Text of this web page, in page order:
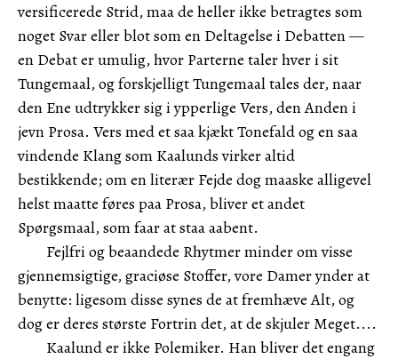
versificerede Strid, maa de heller ikke betragtes som
noget Svar eller blot som en Deltagelse i Debatten —
en Debat er umulig, hvor Parterne taler hver i sit
Tungemaal, og forskjelligt Tungemaal tales der, naar
den Ene udtrykker sig i ypperlige Vers, den Anden i
jevn Prosa. Vers med et saa kjækt Tonefald og en saa
vindende Klang som Kaalunds virker altid
bestikkende; om en literær Fejde dog maaske alligevel
helst maatte føres paa Prosa, bliver et andet
Spørgsmaal, som faar at staa aabent.
Fejlfri og beaandede Rhytmer minder om visse
gjennemsigtige, graciøse Stoffer, vore Damer ynder at
benytte: ligesom disse synes de at fremhæve Alt, og
dog er deres største Fortrin det, at de skjuler Meget....
Kaalund er ikke Polemiker. Han bliver det engang